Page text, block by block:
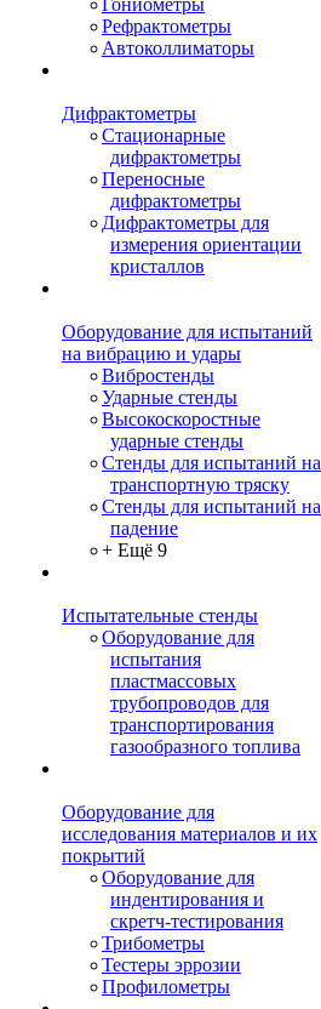
Гониометры
Рефрактометры
Автоколлиматоры
Дифрактометры
Стационарные
дифрактометры
Переносные
дифрактометры
Дифрактометры для
измерения ориентации
кристаллов
Оборудование для испытаний
на вибрацию и удары
Вибростенды
Ударные стенды
Высокоскоростные
ударные стенды
Стенды для испытаний на
транспортную тряску
Стенды для испытаний на
падение
+ Ещё 9
Испытательные стенды
Оборудование для
испытания
пластмассовых
трубопроводов для
транспортирования
газообразного топлива
Оборудование для
исследования материалов и их
покрытий
Оборудование для
индентирования и
скретч-тестирования
Трибометры
Тестеры эррозии
Профилометры